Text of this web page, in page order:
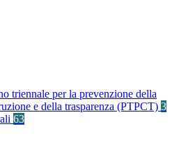
triennale per la prevenzione della
e della trasparenza (PTPCT) 3
63